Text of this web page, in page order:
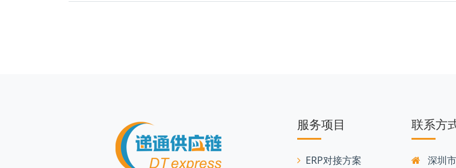
服务项目
ERP对接方案
联系方
深圳